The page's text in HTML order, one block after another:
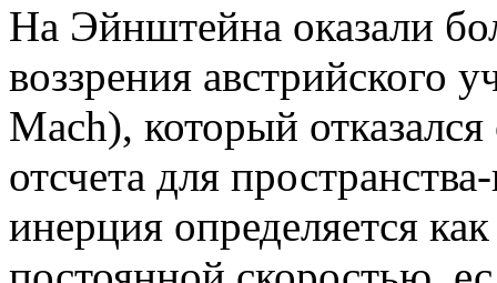
На Эйнштейна оказали
воззрения австрийского
Mach), который
отсчета для
инерция определяется